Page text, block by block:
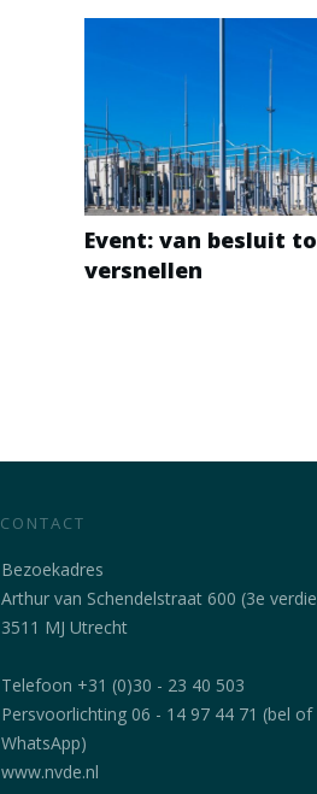
Event: van besluit
versnellen
CONTACT
Bezoekadres
Arthur van Schendelstraat 600 (3e
3511 MJ Utrecht
Telefoon +31 (0)30 - 23 40 503
Persvoorlichting 06 - 14 97 44 71 (bel of
WhatsApp)
www.nvde.nl